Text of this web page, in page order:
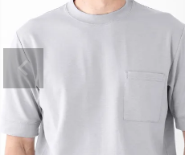
カラー
サイズ
ホワイト